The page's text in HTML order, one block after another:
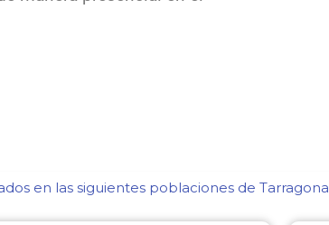
en las siguientes poblaciones de Tarragona​